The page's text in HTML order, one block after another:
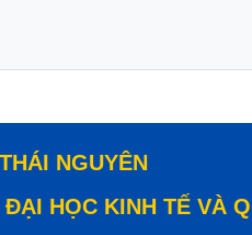
NGUYÊN
HỌC KINH TẾ VÀ